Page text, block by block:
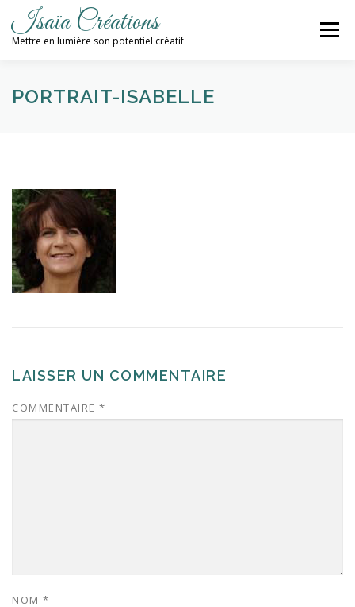
contenu
Isaïa Créations
Mettre en lumière son potentiel créatif
Menu
ACCUEIL MES CRÉATIONS
CONTACT / NEWSLETTER
PORTRAIT-ISABELLE
LAISSER UN COMMENTAIRE
COMMENTAIRE *
NOM *